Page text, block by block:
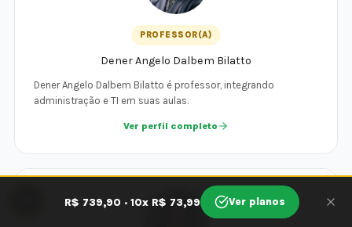
PROFESSOR(A)
Dener Angelo Dalbem Bilatto
Dener Angelo Dalbem Bilatto é professor, integrando
administração e TI em suas aulas.
Ver perfil completo
R$ 739,90 · 10x R$ 73,99 Ver planos